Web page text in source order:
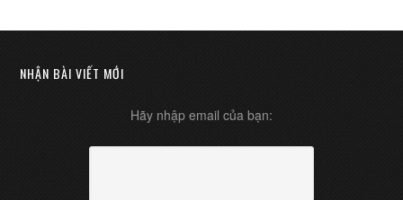
NHẬN BÀI VIẾT MỚI
Hãy nhập email của bạn: